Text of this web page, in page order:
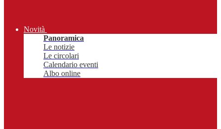
Novità
Panoramica
Le notizie
Le circolari
Calendario eventi
Albo online